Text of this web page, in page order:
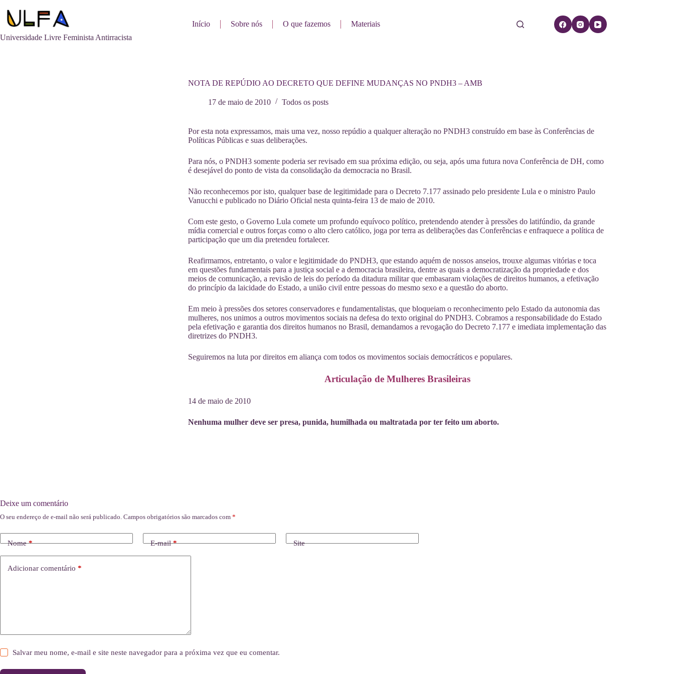
para
Universidade Livre Feminista Antirracista
Início Sobre nós O que fazemos Materiais
NOTA DE REPÚDIO AO DECRETO QUE DEFINE MUDANÇAS NO PNDH3 – AMB
17 de maio de 2010 Todos os posts
Por esta nota expressamos, mais uma vez, nosso repúdio a qualquer alteração no PNDH3 construído em base às Conferências de
Políticas Públicas e suas deliberações.
Para nós, o PNDH3 somente poderia ser revisado em sua próxima edição, ou seja, após uma futura nova Conferência de DH, como
é desejável do ponto de vista da consolidação da democracia no Brasil.
Não reconhecemos por isto, qualquer base de legitimidade para o Decreto 7.177 assinado pelo presidente Lula e o ministro Paulo
Vanucchi e publicado no Diário Oficial nesta quinta-feira 13 de maio de 2010.
Com este gesto, o Governo Lula comete um profundo equívoco político, pretendendo atender à pressões do latifúndio, da grande
mídia comercial e outros forças como o alto clero católico, joga por terra as deliberações das Conferências e enfraquece a política de
participação que um dia pretendeu fortalecer.
Reafirmamos, entretanto, o valor e legitimidade do PNDH3, que estando aquém de nossos anseios, trouxe algumas vitórias e toca
em questões fundamentais para a justiça social e a democracia brasileira, dentre as quais a democratização da propriedade e dos
meios de comunicação, a revisão de leis do período da ditadura militar que embasaram violações de direitos humanos, a efetivação
do princípio da laicidade do Estado, a união civil entre pessoas do mesmo sexo e a questão do aborto.
Em meio à pressões dos setores conservadores e fundamentalistas, que bloqueiam o reconhecimento pelo Estado da autonomia das
mulheres, nos unimos a outros movimentos sociais na defesa do texto original do PNDH3. Cobramos a responsabilidade do Estado
pela efetivação e garantia dos direitos humanos no Brasil, demandamos a revogação do Decreto 7.177 e imediata implementação das
diretrizes do PNDH3.
Seguiremos na luta por direitos em aliança com todos os movimentos sociais democráticos e populares.
Articulação de Mulheres Brasileiras
14 de maio de 2010
Nenhuma mulher deve ser presa, punida, humilhada ou maltratada por ter feito um aborto.
Deixe um comentário
O seu endereço de e-mail não será publicado. Campos obrigatórios são marcados com *
Nome* E-mail* Site
Adicionar comentário *
Salvar meu nome, e-mail e site neste navegador para a próxima vez que eu comentar.